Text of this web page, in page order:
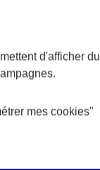
d'afficher du
mes cookies"